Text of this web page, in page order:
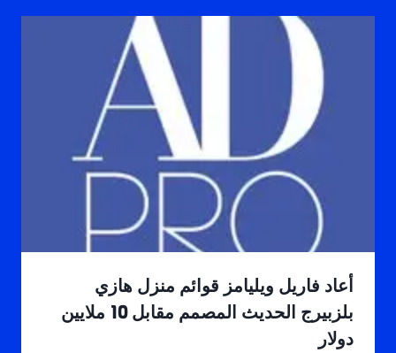
أعاد فاريل ويليامز قوائم منزل هازي
بلزبيرج الحديث المصمم مقابل 10 ملايين
دولار